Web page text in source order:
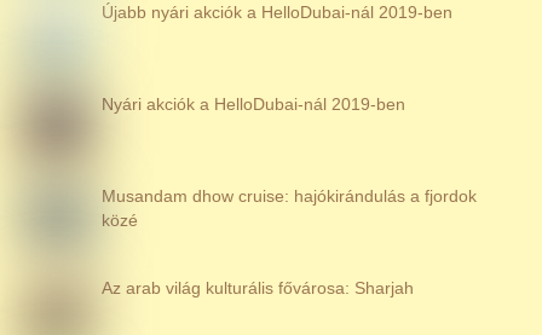
Újabb nyári akciók a HelloDubai-nál 2019-ben
Nyári akciók a HelloDubai-nál 2019-ben
Musandam dhow cruise: hajókirándulás a fjordok
közé
Az arab világ kulturális fővárosa: Sharjah